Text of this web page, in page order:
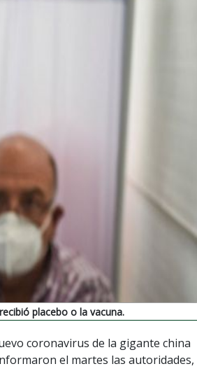
placebo o la vacuna.
coronavirus de la gigante china
el martes las autoridades,